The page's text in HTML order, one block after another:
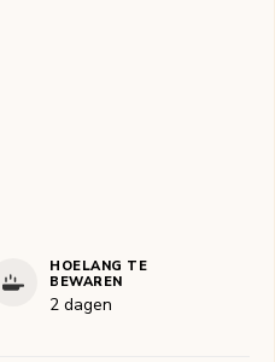
HOELANG TE
BEWAREN
2 dagen